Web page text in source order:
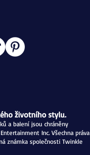
životního stylu.
a balení jsou chráněny
Inc. Všechna práva
známka společnosti Twinkle